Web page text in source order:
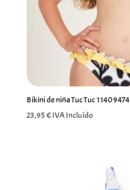
Bikini de niña Tuc Tuc 11409474
23,95€IVA Incluído